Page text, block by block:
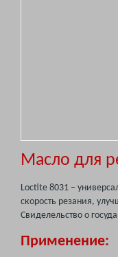
Масло для
Loctite 8031 –
скорость резания,
Свиделельство о
Применение: